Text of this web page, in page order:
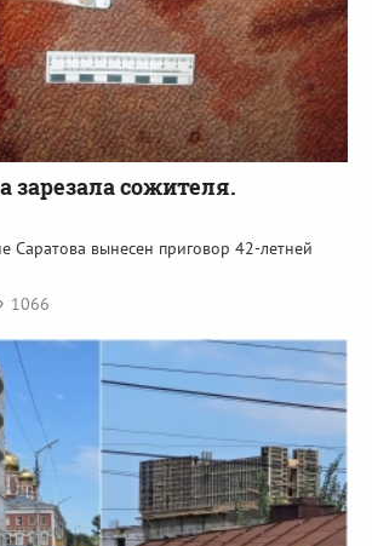
зарезала сожителя.
Саратова вынесен приговор 42-летней
1066